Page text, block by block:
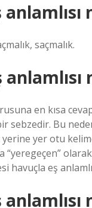
saçmalık.
anlamlısı
en kısa
sebzedir. Bu
yer otu
“yeregeçen”
havuçla eş